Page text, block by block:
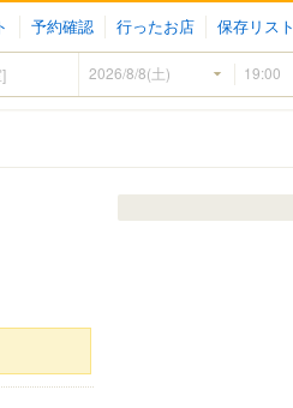
予約確認 行ったお店 保存リスト